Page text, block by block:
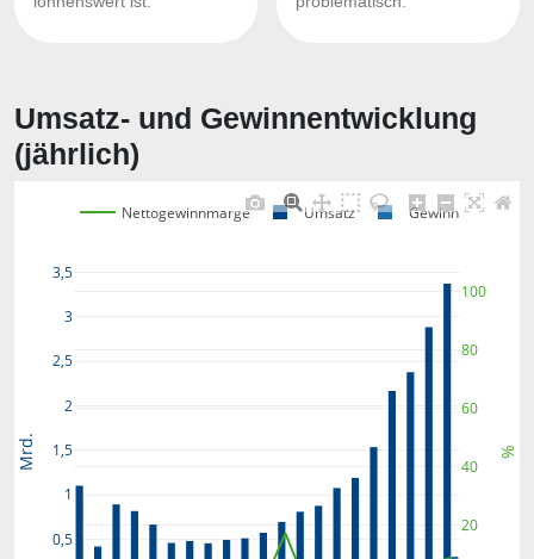
Umsatz- und Gewinnentwicklung
(jährlich)
0,5
1
1,5
2
2,5
3
3,5
20
40
60
80
100
Nettogewinnmarge Umsatz Gewinn
Mrd. %